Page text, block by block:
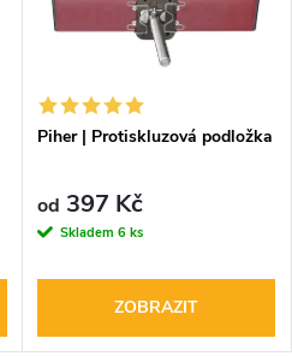
Piher | Protiskluzová podložka
od 397 Kč
Skladem 6 ks
ZOBRAZIT